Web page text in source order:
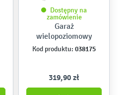
Dostępny na
zamówienie
Garaż
wielopoziomowy
Kod produktu: 038175
319,90 zł